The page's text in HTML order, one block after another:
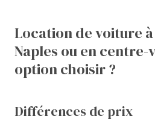
Location de voiture
Naples ou en
option choisir ?
Différences de prix